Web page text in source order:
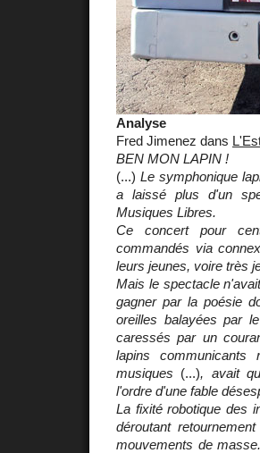
Analyse
Fred Jimenez dans
BEN MON LAPIN !
(...) Le symphonique
a laissé plus d'un
Musiques Libres.
Ce concert pour
commandés via
leurs jeunes, voire très
Mais le spectacle
gagner par la poésie
oreilles balayées par
caressés par un
lapins communicants
musiques (...), avait
l'ordre d'une fable
La fixité robotique des
déroutant
mouvements de